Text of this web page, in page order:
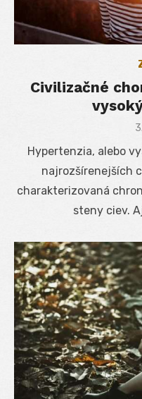
Civilizačné
Hypertenzia, alebo
najrozšírenejších
charakterizovaná
steny ciev.